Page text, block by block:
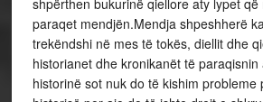
paraqet mendjën.Mendja shpeshherë
trekëndshi në mes të tokës, diellit dhe
historianet dhe kronikanët të
historinë sot nuk do të kishim probleme